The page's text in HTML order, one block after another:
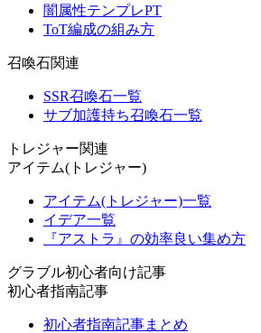
闇属性テンプレPT
ToT編成の組み方
召喚石関連
SSR召喚石一覧
サブ加護持ち召喚石一覧
トレジャー関連
アイテム(トレジャー)
アイテム(トレジャー)一覧
イデア一覧
『アストラ』の効率良い集め方
グラブル初心者向け記事
初心者指南記事
初心者指南記事まとめ